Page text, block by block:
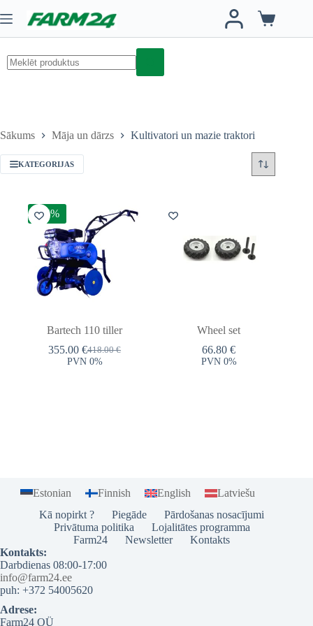
to
content
Iepirkumu
grozs
Sākums Māja un dārzs Kultivatori un mazie traktori
KATEGORIJAS
-15%
Bartech 110 tiller
418.00€
Original
price
355.00€Current
price
PVN 0%
Wheel set
66.80€
PVN 0%
Estonian Finnish English
Latviešu
Kā nopirkt ?
Piegāde
Pārdošanas nosacījumi
Privātuma politika
Lojalitātes programma
Farm24
Newsletter
Kontakts
Kontakts:
Darbdienas 08:00-17:00
info@farm24.ee
puh: +372 54005620
Adrese:
Farm24 OÜ